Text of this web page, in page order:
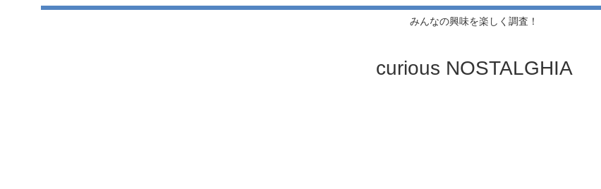
みんなの興味を楽しく調査！
curious NOSTALGHIA